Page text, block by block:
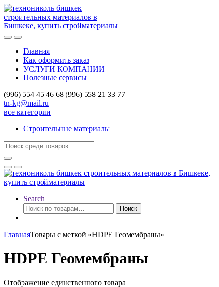
Skip
to
navigation
Skip
to
content
Главная
Как оформить заказ
УСЛУГИ КОМПАНИИ
Полезные сервисы
(996) 554 45 46 68 (996) 558 21 33 77
tn-kg@mail.ru
все категории
Строительные материалы
Search
for:
Search
Искать:
Поиск
ГлавнаяТовары с меткой «HDPE Геомембраны»
HDPE Геомембраны
Отображение единственного товара